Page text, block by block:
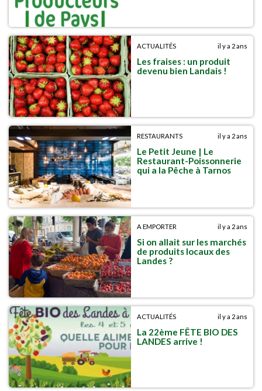
ACTUALITÉS il y a 2 ans
Les fraises : un produit
devenu bien Landais !
RESTAURANTS il y a 2 ans
Le Petit Jeune | Le
Restaurant-Poissonnerie
qui a la Pêche à Tarnos
A EMPORTER il y a 2 ans
Si on allait sur les marchés
de produits locaux des
Landes ?
ACTUALITÉS il y a 2 ans
La 22ème FÊTE BIO DES
LANDES arrive !